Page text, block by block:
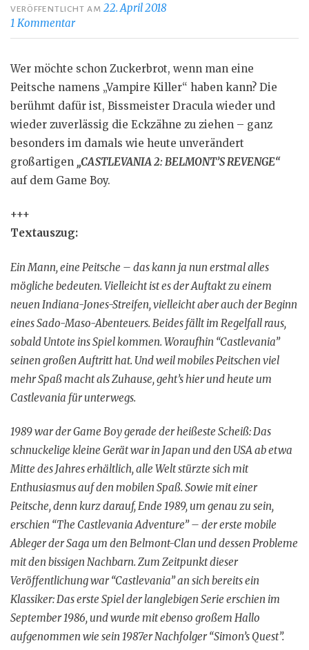
VERÖFFENTLICHT AM22. April 2018
1 Kommentar
Wer möchte schon Zuckerbrot, wenn man eine
Peitsche namens „Vampire Killer“ haben kann? Die
berühmt dafür ist, Bissmeister Dracula wieder und
wieder zuverlässig die Eckzähne zu ziehen – ganz
besonders im damals wie heute unverändert
großartigen „CASTLEVANIA 2: BELMONT’S REVENGE“
auf dem Game Boy.
+++
Textauszug:
Ein Mann, eine Peitsche – das kann ja nun erstmal alles
mögliche bedeuten. Vielleicht ist es der Auftakt zu einem
neuen Indiana-Jones-Streifen, vielleicht aber auch der Beginn
eines Sado-Maso-Abenteuers. Beides fällt im Regelfall raus,
sobald Untote ins Spiel kommen. Woraufhin “Castlevania”
seinen großen Auftritt hat. Und weil mobiles Peitschen viel
mehr Spaß macht als Zuhause, geht’s hier und heute um
Castlevania für unterwegs.
1989 war der Game Boy gerade der heißeste Scheiß: Das
schnuckelige kleine Gerät war in Japan und den USA ab etwa
Mitte des Jahres erhältlich, alle Welt stürzte sich mit
Enthusiasmus auf den mobilen Spaß. Sowie mit einer
Peitsche, denn kurz darauf, Ende 1989, um genau zu sein,
erschien “The Castlevania Adventure” – der erste mobile
Ableger der Saga um den Belmont-Clan und dessen Probleme
mit den bissigen Nachbarn. Zum Zeitpunkt dieser
Veröffentlichung war “Castlevania” an sich bereits ein
Klassiker: Das erste Spiel der langlebigen Serie erschien im
September 1986, und wurde mit ebenso großem Hallo
aufgenommen wie sein 1987er Nachfolger “Simon’s Quest”.